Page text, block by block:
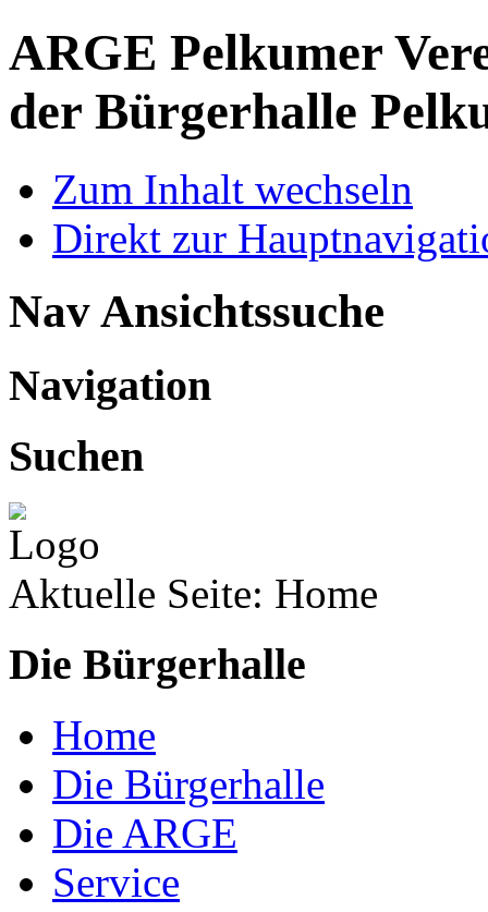
ARGE Pelkumer
der Bürgerhalle
Zum Inhalt wechseln
Direkt zur
Nav Ansichtssuche
Navigation
Suchen
Aktuelle Seite: Home
Die Bürgerhalle
Home
Die Bürgerhalle
Die ARGE
Service